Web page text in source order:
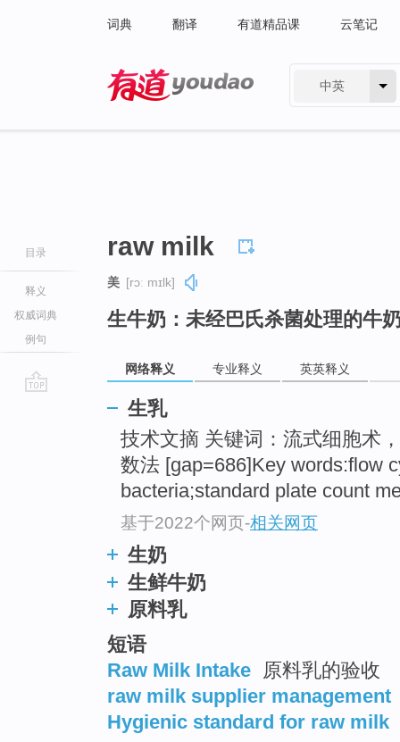
词典 翻译 有道精品课 云笔记
中英
目录
释义
权威词典
例句
raw milk
美 [rɔː mɪlk]
生牛奶：未经巴氏杀菌处理的牛
网络释义 专业释义 英英释义
生乳
技术文摘 关键词：流式细胞术，
数法 [gap=686]Key words:flow
bacteria;standard plate count
基于2022个网页-相关网页
生奶
生鲜牛奶
原料乳
短语
Raw Milk Intake
原料乳的验收
raw milk supplier management
Hygienic standard for raw milk